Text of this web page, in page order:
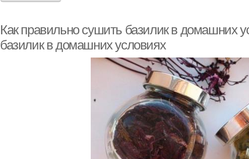
Как правильно сушить базилик в домашних
базилик в домашних условиях